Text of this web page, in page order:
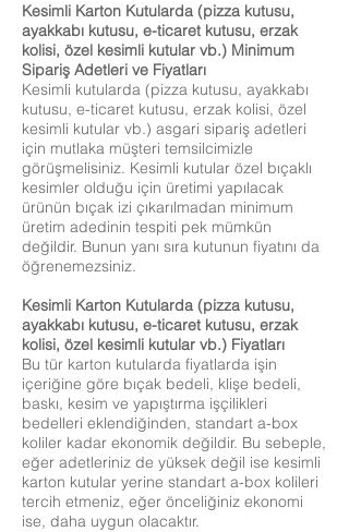
Kesimli Karton Kutularda (pizza kutusu,
ayakkabı kutusu, e-ticaret kutusu, erzak
kolisi, özel kesimli kutular vb.) Minimum
Sipariş Adetleri ve Fiyatları
Kesimli kutularda (pizza kutusu, ayakkabı
kutusu, e-ticaret kutusu, erzak kolisi, özel
kesimli kutular vb.) asgari sipariş adetleri
için mutlaka müşteri temsilcimizle
görüşmelisiniz. Kesimli kutular özel bıçaklı
kesimler olduğu için üretimi yapılacak
ürünün bıçak izi çıkarılmadan minimum
üretim adedinin tespiti pek mümkün
değildir. Bunun yanı sıra kutunun fiyatını da
öğrenemezsiniz.
Kesimli Karton Kutularda (pizza kutusu,
ayakkabı kutusu, e-ticaret kutusu, erzak
kolisi, özel kesimli kutular vb.) Fiyatları
Bu tür karton kutularda fiyatlarda işin
içeriğine göre bıçak bedeli, klişe bedeli,
baskı, kesim ve yapıştırma işçilikleri
bedelleri eklendiğinden, standart a-box
koliler kadar ekonomik değildir. Bu sebeple,
eğer adetleriniz de yüksek değil ise kesimli
karton kutular yerine standart a-box kolileri
tercih etmeniz, eğer önceliğiniz ekonomi
ise, daha uygun olacaktır.